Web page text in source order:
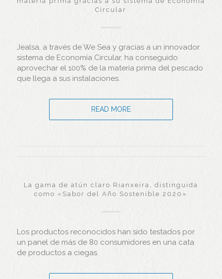
Circular
Jealsa, a través de We Sea y gracias a un innovador
sistema de Economía Circular, ha conseguido
aprovechar el 100% de la materia prima del pescado
que llega a sus instalaciones.
READ MORE
La gama de atún claro Rianxeira, distinguida
como «Sabor del Año Sostenible 2020»
Los productos reconocidos han sido testados por
un panel de más de 80 consumidores en una cata
de productos a ciegas.